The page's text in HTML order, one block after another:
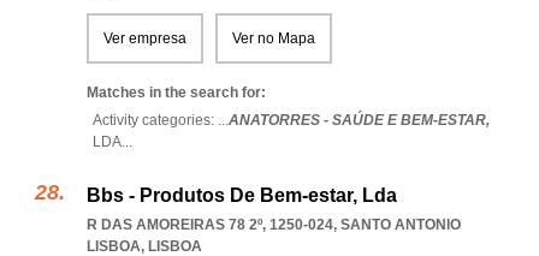
Ver empresa Ver no Mapa
Matches in the search for:
Activity categories: ...ANATORRES - SAÚDE E BEM-ESTAR,
LDA...
Bbs - Produtos De Bem-estar, Lda
R DAS AMOREIRAS 78 2º, 1250-024, SANTO ANTONIO
LISBOA, LISBOA